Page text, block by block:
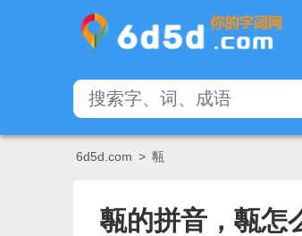
6d5d.com > 甎
甎的拼音，甎怎